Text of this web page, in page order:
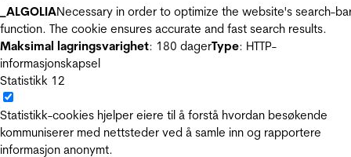
_ALGOLIANecessary in order to optimize the website's search-
function. The cookie ensures accurate and fast search results.
Maksimal lagringsvarighet: 180 dagerType: HTTP-
informasjonskapsel
Statistikk 12
Statistikk-cookies hjelper eiere til å forstå hvordan besøkende
kommuniserer med nettsteder ved å samle inn og rapportere
informasjon anonymt.